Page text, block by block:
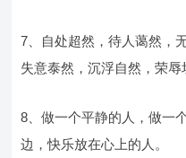
7、自处超然，待人蔼然，
失意泰然，沉浮自然，荣辱
8、做一个平静的人，做一
边，快乐放在心上的人。